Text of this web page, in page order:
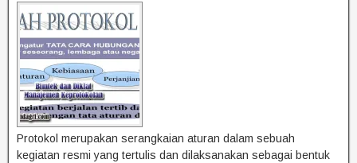
Protokol merupakan serangkaian aturan dalam sebuah
kegiatan resmi yang tertulis dan dilaksanakan sebagai bentuk